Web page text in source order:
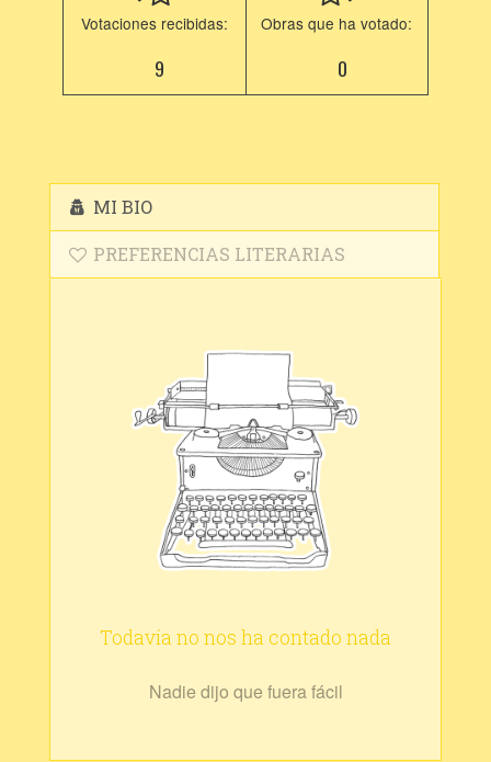
Votaciones recibidas:
9
Obras que ha votado:
0
MI BIO
PREFERENCIAS LITERARIAS
Todavía no nos ha contado nada
Nadie dijo que fuera fácil